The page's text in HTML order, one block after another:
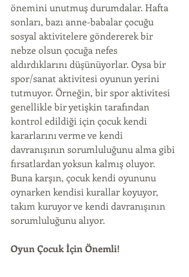
önemini unutmuş durumdalar. Hafta
sonları, bazı anne-babalar çocuğu
sosyal aktivitelere göndererek bir
nebze olsun çocuğa nefes
aldırdıklarını düşünüyorlar. Oysa bir
spor/sanat aktivitesi oyunun yerini
tutmuyor. Örneğin, bir spor aktivitesi
genellikle bir yetişkin tarafından
kontrol edildiği için çocuk kendi
kararlarını verme ve kendi
davranışının sorumluluğunu alma gibi
fırsatlardan yoksun kalmış oluyor.
Buna karşın, çocuk kendi oyununu
oynarken kendisi kurallar koyuyor,
takım kuruyor ve kendi davranışının
sorumluluğunu alıyor.
Oyun Çocuk İçin Önemli!